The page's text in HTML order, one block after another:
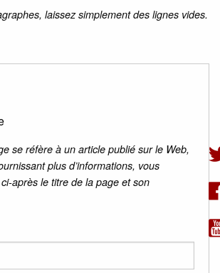
laissez simplement des lignes vides.
se réfère à un article publié sur le Web,
plus d’informations, vous
après le titre de la page et son